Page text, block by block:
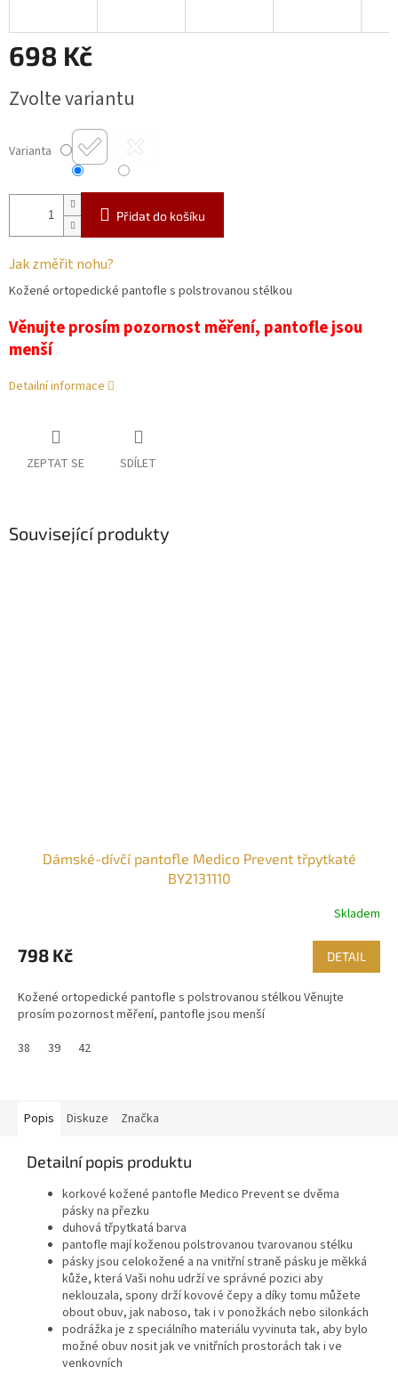
698 Kč
cena:
Zvolte variantu
Varianta
Přidat do košíku
Jak změřit nohu?
Kožené ortopedické pantofle s polstrovanou stélkou
Věnujte prosím pozornost měření, pantofle jsou
menší
Detailní informace
ZEPTAT SE SDÍLET
Související produkty
Dámské-dívčí pantofle Medico Prevent třpytkaté
BY2131110
Skladem
798 Kč DETAIL
Kožené ortopedické pantofle s polstrovanou stélkou Věnujte
prosím pozornost měření, pantofle jsou menší
38
39 42
Popis Diskuze Značka
Detailní popis produktu
korkové kožené pantofle Medico Prevent se dvěma
pásky na přezku
duhová třpytkatá barva
pantofle mají koženou polstrovanou tvarovanou stélku
pásky jsou celokožené a na vnitřní straně pásku je měkká
kůže, která Vaši nohu udrží ve správné pozici aby
neklouzala, spony drží kovové čepy a díky tomu můžete
obout obuv, jak naboso, tak i v ponožkách nebo silonkách
podrážka je z speciálního materiálu vyvinuta tak, aby bylo
možné obuv nosit jak ve vnitřních prostorách tak i ve
venkovních